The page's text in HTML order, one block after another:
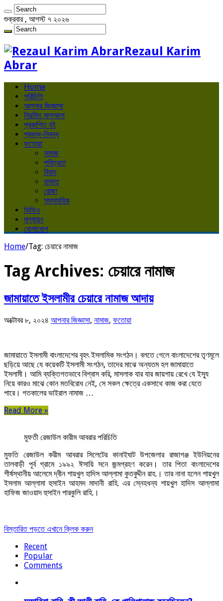
শুক্রবার , আগস্ট ৭ ২০২৬
Rezaul Karim
Abrar
Home
পরিচিতি
আপনার জিজ্ঞাসা
নিয়মিত মাসআলা
প্রকাশিত বই
প্রবন্ধ-নিবন্ধ
ফতোয়া
নামাজ
পবিত্রতা
বিবাহ
যাকাত
রোজা
সমসাময়িক
ভিডিও
মূল্যায়ন
যোগাযোগ
Home/Tag: চেয়ারে নামাজ
Tag Archives: চেয়ারে নামাজ
জামায়াতে ইসলামীর চেয়ারে নামাজ আদায়
অক্টোবর ৮, ২০২৪ আপনার জিজ্ঞাসা, নামাজ, ফতোয়া
জামায়াতে ইসলামী বাংলাদেশের বৃহৎ ইসলামিক সংগঠন। বলতে গেলে বাংলাদেশের তৃণমূলে
ছড়িয়ে আছে যে কয়েকটি ইসলামী সংগঠন, তাদের মাঝে অন্যতম হল জামায়াতে
ইসলামী। আমি ব্যক্তিগতভাবে বিশ্বাস করি, মাসলাক যার যার জায়গায় রেখে যে ইস্যূ
নিয়ে কারও মাঝে কোন মতবিরোধ নেই, সে সকল ক্ষেত্রে একসাথে কাজ করা যেতে
পারে। গতকালের ভাইরাল নামাজ …
Read More »
মুফতী রেজাউল কারীম আবরার পরিচিতি
মুফতি রেজাউল করীম আবরার সিলেটের কানাইঘাট উপজেলার রাজাগঞ্জ ইউনিয়নের
তালবাড়ী পূর্ব গ্রামে ১৯৯২ ঈসায়ি সনে জন্মগ্রহণ করেন। তার পিতা বাংলাদেশের
শীর্ষস্থানীয় আলেমে দ্বীন শায়খুল হাদিস আল্লামা কুতবুদ্দীন রাহ.। তার নানা হলেন শায়খুল
ইসলাম আল্লামা হুসাইন আহমদ মাদানী রাহি. এর স্নেহধন্য শায়খুল হাদিস আল্লামা
হাফিজ জাওয়াদ হুসাইন পারকুলি রাহি.।
বিস্তারিত পড়তে এখানে ক্লিক করুন
Recent
Popular
Comments